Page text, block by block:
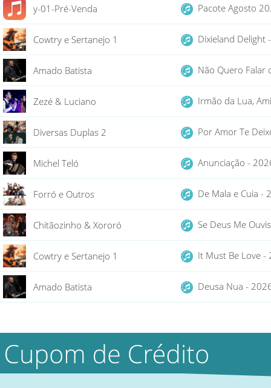
y-01-Pré-Venda Pacote Agosto
Cowtry e Sertanejo 1 Dixieland
Amado Batista Não Quero
Zezé & Luciano Irmão da Lua,
Diversas Duplas 2 Por Amor Te
Michel Teló Anunciação -
Forró e Outros De Mala e Cuia
Chitãozinho & Xororó Se Deus Me
Cowtry e Sertanejo 1 It Must Be Love
Amado Batista Deusa Nua -